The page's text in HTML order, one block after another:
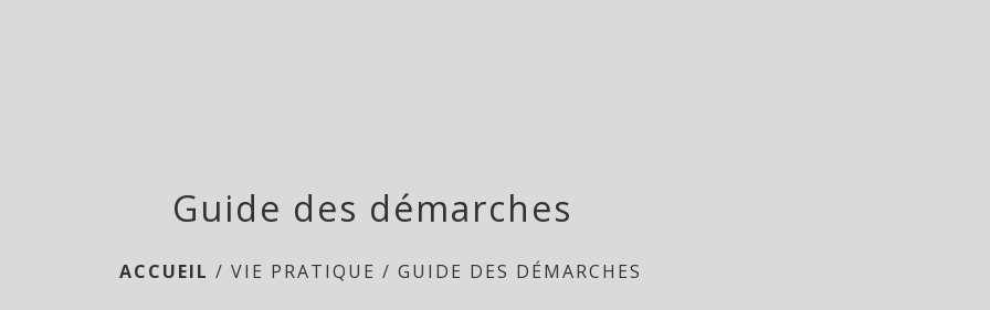
Guide des démarches
ACCUEIL /VIE PRATIQUE /GUIDE DES DÉMARCHES